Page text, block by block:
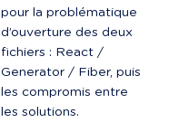
pour la problématique
d’ouverture des deux
fichiers : React /
Generator / Fiber, puis
les compromis entre
les solutions.